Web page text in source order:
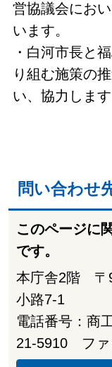
営協議会にお
います。
・白河市長と
り組む施策の
い、協力します
問い合わせ
このページに
です。
本庁舎2階 〒
小路7-1
電話番号：商
21-5910 ファ